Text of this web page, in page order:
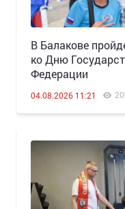
В Балакове
ко Дню
Федерации
04.08.2026 11:21